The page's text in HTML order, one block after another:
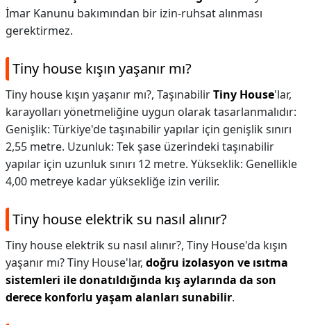
İmar Kanunu bakımından bir izin-ruhsat alınması
gerektirmez.
Tiny house kışın yaşanır mı?
Tiny house kışın yaşanır mı?, TaşınabilirTiny House'lar,
karayolları yönetmeliğine uygun olarak tasarlanmalıdır:
Genişlik: Türkiye'de taşınabilir yapılar için genişlik sınırı
2,55 metre. Uzunluk: Tek şase üzerindeki taşınabilir
yapılar için uzunluk sınırı 12 metre. Yükseklik: Genellikle
4,00 metreye kadar yüksekliğe izin verilir.
Tiny house elektrik su nasıl alınır?
Tiny house elektrik su nasıl alınır?, Tiny House'da kışın
yaşanır mı? Tiny House'lar, doğru izolasyon ve ısıtma
sistemleri ile donatıldığında kış aylarında da son
derece konforlu yaşam alanları sunabilir.